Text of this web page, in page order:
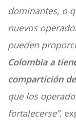
dominantes, o
nuevos
pueden
Colombia a
compartición
que los
fortalecerse”,